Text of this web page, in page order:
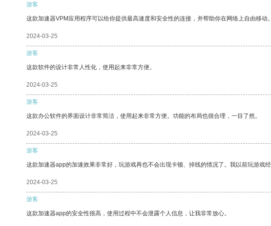
游客
这款加速器VPM应用程序可以给你提供最高速度和安全性的连接，并帮助你在网络上自由移动。
2024-03-25
游客
这款软件的设计非常人性化，使用起来非常方便。
2024-03-25
游客
这款办公软件的界面设计非常简洁，使用起来非常方便。功能的布局也很合理，一目了然。
2024-03-25
游客
这款加速器app的加速效果非常好，玩游戏再也不会出现卡顿、掉线的情况了。我以前玩游戏
2024-03-25
游客
这款加速器app的安全性很高，使用过程中不会泄露个人信息，让我非常放心。